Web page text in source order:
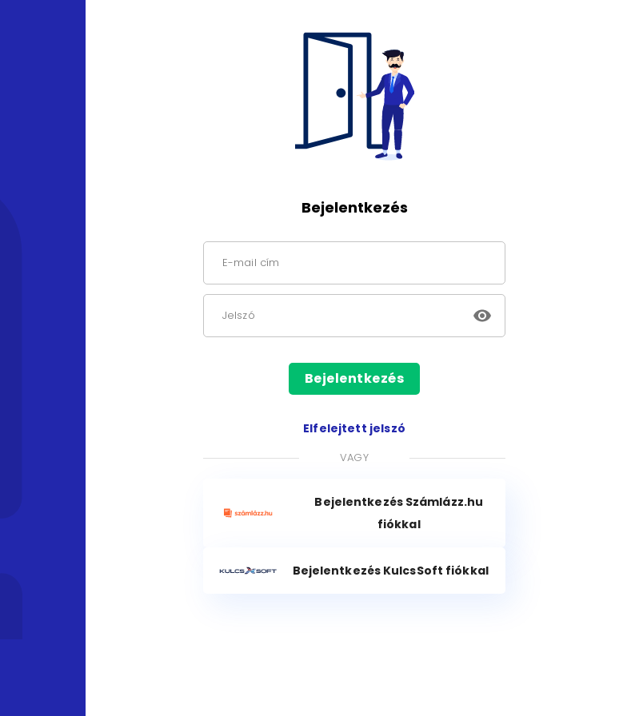
Bejelentkezés
E-mail cím
Jelszó
Bejelentkezés
Elfelejtett jelszó
VAGY
Bejelentkezés Számlázz.hu
fiókkal
Bejelentkezés KulcsSoft fiókkal